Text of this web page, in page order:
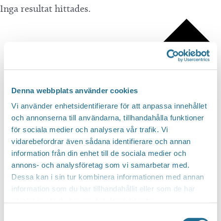
Denna webbplats använder cookies
Vi använder enhetsidentifierare för att anpassa innehållet
och annonserna till användarna, tillhandahålla funktioner
för sociala medier och analysera vår trafik. Vi
vidarebefordrar även sådana identifierare och annan
information från din enhet till de sociala medier och
annons- och analysföretag som vi samarbetar med.
Dessa kan i sin tur kombinera informationen med annan
information som du har tillhandahållit eller som de har
Inga resultat hittades.